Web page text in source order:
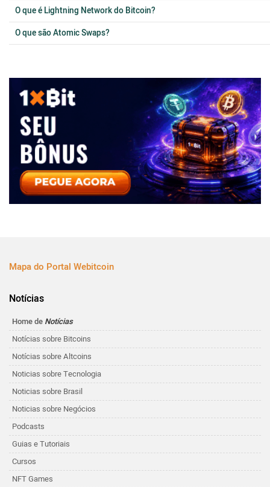
O que é Lightning Network do Bitcoin?
O que são Atomic Swaps?
Mapa do Portal Webitcoin
Notícias
Home de Notícias
Notícias sobre Bitcoins
Notícias sobre Altcoins
Noticias sobre Tecnologia
Noticias sobre Brasil
Noticias sobre Negócios
Podcasts
Guias e Tutoriais
Cursos
NFT Games